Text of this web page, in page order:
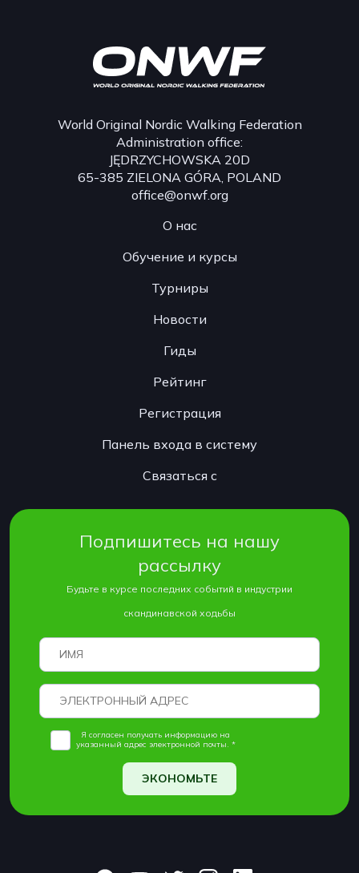
World Original Nordic Walking Federation
Administration office:
JĘDRZYCHOWSKA 20D
65-385 ZIELONA GÓRA, POLAND
office@onwf.org
О нас
Обучение и курсы
Турниры
Новости
Гиды
Рейтинг
Регистрация
Панель входа в систему
Связаться с
Подпишитесь на нашу
рассылку
Будьте в курсе последних событий в индустрии
скандинавской ходьбы
Я согласен получать информацию на
указанный адрес электронной почты. *
ЭКОНОМЬТЕ